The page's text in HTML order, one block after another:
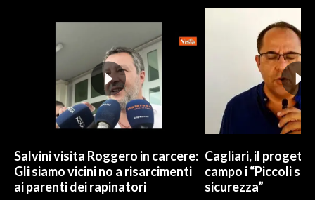
Salvini visita Roggero in carcere:
Gli siamo vicini no a risarcimenti
ai parenti dei rapinatori
Cagliari, il
campo i “Piccoli
sicurezza”